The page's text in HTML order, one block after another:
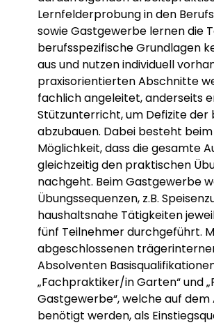
Lernfelderprobung in den
sowie Gastgewerbe lernen die
berufsspezifische Grundlagen
aus und nutzen individuell
praxisorientierten Abschnitte
fachlich angeleitet, anderseits
Stützunterricht, um Defizite der
abzubauen. Dabei besteht
Möglichkeit, dass die gesamte
gleichzeitig den praktischen
nachgeht. Beim Gastgewerbe
Übungssequenzen, z.B.
haushaltsnahe Tätigkeiten
fünf Teilnehmer durchgeführt.
abgeschlossenen
Absolventen
„Fachpraktiker/in Garten“ und
Gastgewerbe“, welche auf
benötigt werden, als